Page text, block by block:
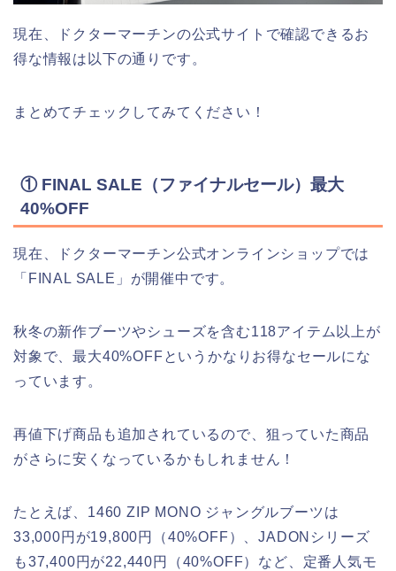
現在、ドクターマーチンの公式サイトで確認できるお
得な情報は以下の通りです。
まとめてチェックしてみてください！
① FINAL SALE（ファイナルセール）最大
40%OFF
現在、ドクターマーチン公式オンラインショップでは
「FINAL SALE」が開催中です。
秋冬の新作ブーツやシューズを含む118アイテム以上が
対象で、最大40%OFFというかなりお得なセールにな
っています。
再値下げ商品も追加されているので、狙っていた商品
がさらに安くなっているかもしれません！
たとえば、1460 ZIP MONO ジャングルブーツは
33,000円が19,800円（40%OFF）、JADONシリーズ
も37,400円が22,440円（40%OFF）など、定番人気モ